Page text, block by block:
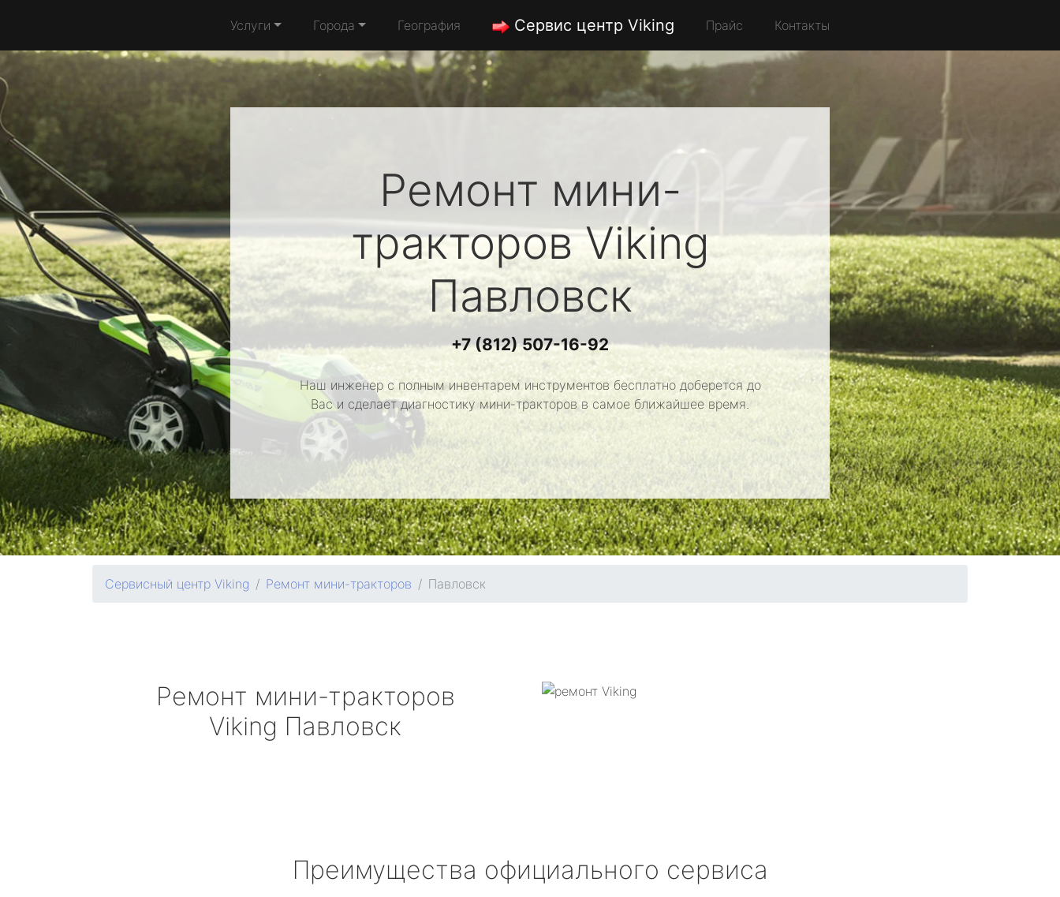
Услуги Города География Сервис центр Viking Прайс Контакты
Ремонт мини-
тракторовViking
Павловск
+7 (812) 507-16-92
Наш инженер с полным инвентарем инструментов бесплатно доберется до
Вас и сделает диагностику мини-тракторов в самое ближайшее время.
Сервисный центр Viking Ремонт мини-тракторов Павловск
Ремонт мини-тракторов
Viking Павловск
Преимущества официального сервиса